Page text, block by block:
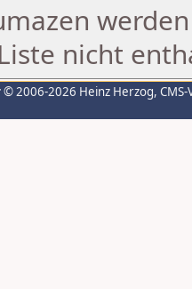
nicht
© 2006-2026 Heinz Herzog,